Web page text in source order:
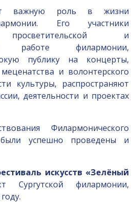
важную роль в жизни
Его участники
просветительской и
работе филармонии,
публику на концерты,
и волонтерского
культуры, распространяют
деятельности и проектах
Филармонического
успешно проведены и
искусств «Зелёный
филармонии,